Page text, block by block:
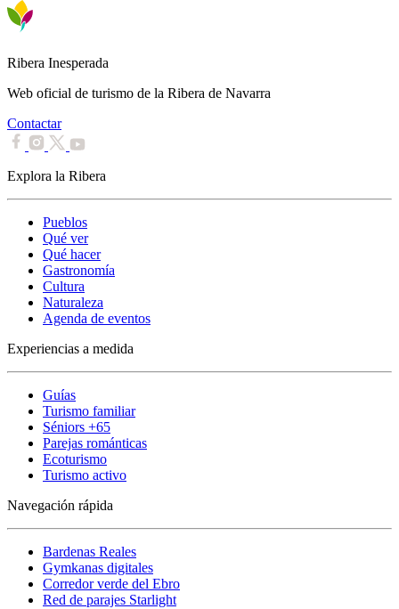
Ribera Inesperada
Web oficial de turismo de la Ribera de Navarra
Contactar
Explora la Ribera
Pueblos
Qué ver
Qué hacer
Gastronomía
Cultura
Naturaleza
Agenda de eventos
Experiencias a medida
Guías
Turismo familiar
Séniors +65
Parejas románticas
Ecoturismo
Turismo activo
Navegación rápida
Bardenas Reales
Gymkanas digitales
Corredor verde del Ebro
Red de parajes Starlight